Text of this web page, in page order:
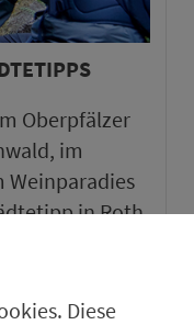
Oberpfälzer
im
Weinparadies
in Roth.
Diese